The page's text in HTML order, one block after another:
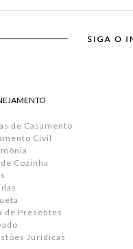
de Casamento
Civil
Cozinha
de Presentes
Jurídicas